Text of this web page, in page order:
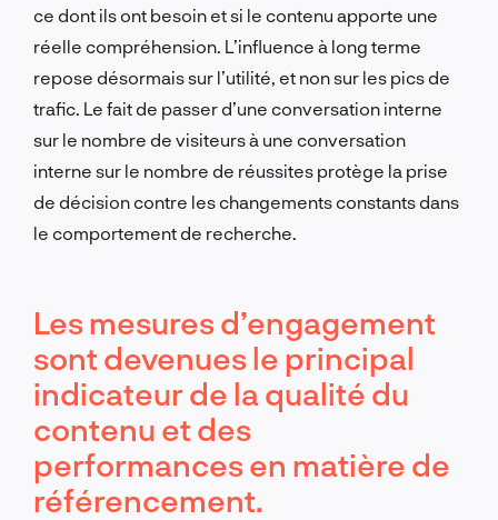
ce dont ils ont besoin et si le contenu apporte une
réelle compréhension. L’influence à long terme
repose désormais sur l’utilité, et non sur les pics de
trafic. Le fait de passer d’une conversation interne
sur le nombre de visiteurs à une conversation
interne sur le nombre de réussites protège la prise
de décision contre les changements constants dans
le comportement de recherche.
Les mesures d’engagement
sont devenues le principal
indicateur de la qualité du
contenu et des
performances en matière de
référencement.